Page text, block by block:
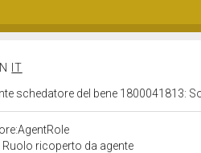
IT
schedatore del bene 1800041813:
Ruolo ricoperto da agente